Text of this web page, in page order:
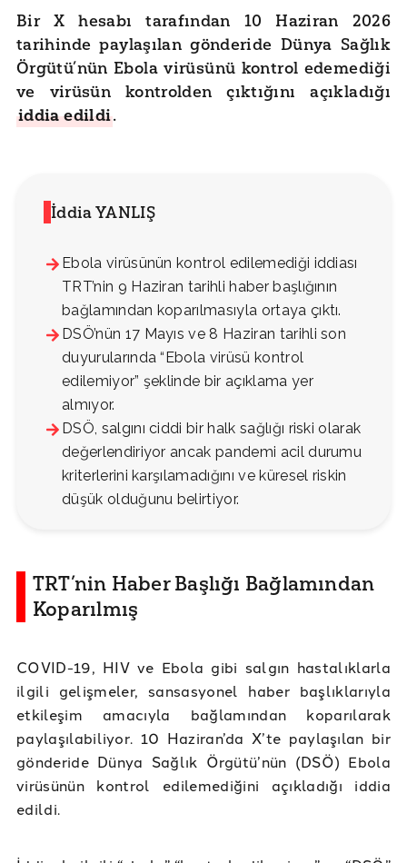
Bir X hesabı tarafından 10 Haziran 2026
tarihinde paylaşılan gönderide Dünya Sağlık
Örgütü’nün Ebola virüsünü kontrol edemediği
ve virüsün kontrolden çıktığını açıkladığı
iddia edildi.
İddia YANLIŞ
Ebola virüsünün kontrol edilemediği iddiası
TRT’nin 9 Haziran tarihli haber başlığının
bağlamından koparılmasıyla ortaya çıktı.
DSÖ’nün 17 Mayıs ve 8 Haziran tarihli son
duyurularında “Ebola virüsü kontrol
edilemiyor” şeklinde bir açıklama yer
almıyor.
DSÖ, salgını ciddi bir halk sağlığı riski olarak
değerlendiriyor ancak pandemi acil durumu
kriterlerini karşılamadığını ve küresel riskin
düşük olduğunu belirtiyor.
TRT’nin Haber Başlığı Bağlamından
Koparılmış
COVID-19, HIV ve Ebola gibi salgın hastalıklarla
ilgili gelişmeler, sansasyonel haber başlıklarıyla
etkileşim amacıyla bağlamından koparılarak
paylaşılabiliyor. 10 Haziran’da X’te paylaşılan bir
gönderide Dünya Sağlık Örgütü’nün (DSÖ) Ebola
virüsünün kontrol edilemediğini açıkladığı iddia
edildi.